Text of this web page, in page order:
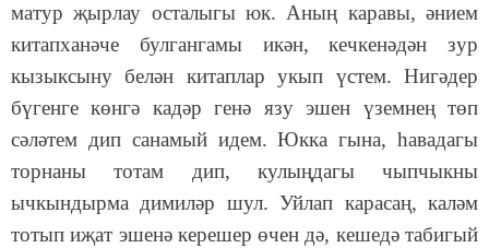
матур җырлау осталыгы юк. Аның каравы, әнием
китапханәче булгангамы икән, кечкенәдән зур
кызыксыну белән китаплар укып үстем. Нигәдер
бүгенге көнгә кадәр генә язу эшен үземнең төп
сәләтем дип санамый идем. Юкка гына, һавадагы
торнаны тотам дип, кулыңдагы чыпчыкны
ычкындырма димиләр шул. Уйлап карасаң, каләм
тотып иҗат эшенә керешер өчен дә, кешедә табигый